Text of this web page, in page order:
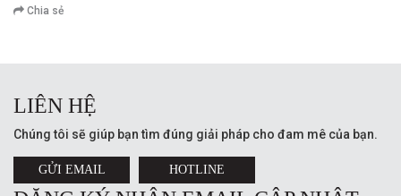
Chia sẻ
LIÊN HỆ
Chúng tôi sẽ giúp bạn tìm đúng giải pháp cho đam mê của bạn.
GỬI EMAIL HOTLINE